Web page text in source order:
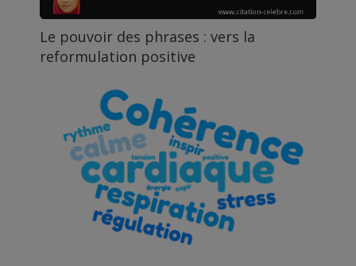
Le pouvoir des phrases : vers la
reformulation positive